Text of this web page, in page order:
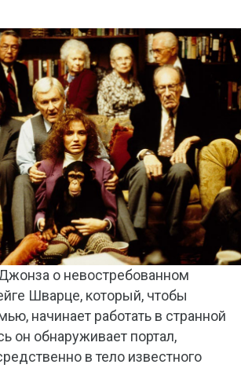
о невостребованном
Шварце, который, чтобы
начинает работать в странной
он обнаруживает портал,
в тело известного